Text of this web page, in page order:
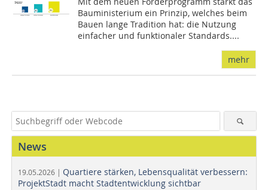
Bauministerium ein Prinzip, welches beim
Bauen lange Tradition hat: die Nutzung
einfacher und funktionaler Standards....
mehr
News
19.05.2026 | Quartiere stärken, Lebensqualität verbessern:
ProjektStadt macht Stadtentwicklung sichtbar